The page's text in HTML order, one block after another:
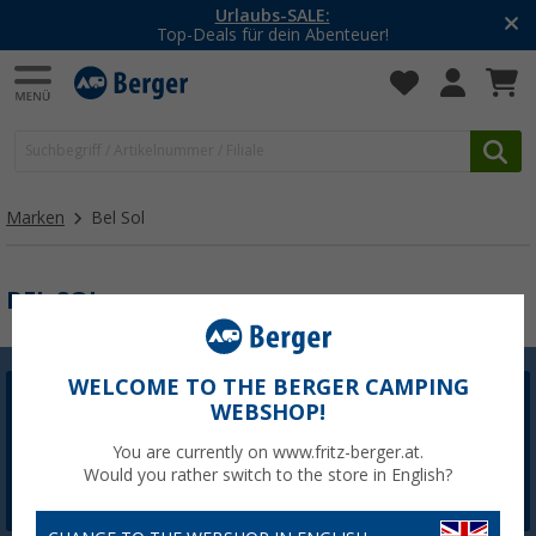
Urlaubs-SALE:
Top-Deals für dein Abenteuer!
Marken Bel Sol
BEL SOL
Berger Newsletter
5,- € Willkommensgutschein sichern
WELCOME TO THE BERGER CAMPING
WEBSHOP!
You are currently on www.fritz-berger.at.
Would you rather switch to the store in English?